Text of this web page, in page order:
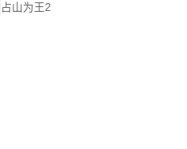
占山为王2